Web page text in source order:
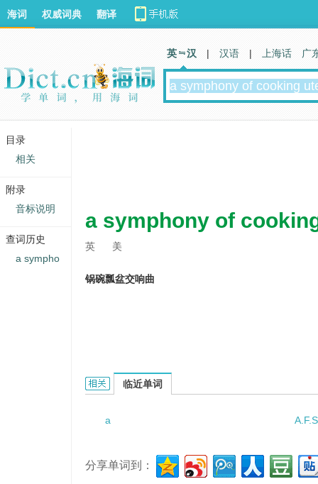
a symphony of
英 美
锅碗瓢盆交响曲
A SYMPHONY OF COOKING UTENSILS的相关资
临近单词
a
分享单词到：
海词 权威词典 翻译
英 汉 | 汉语 | 上海话 广
目录
相关
附录
音标说明
查词历史
a sympho